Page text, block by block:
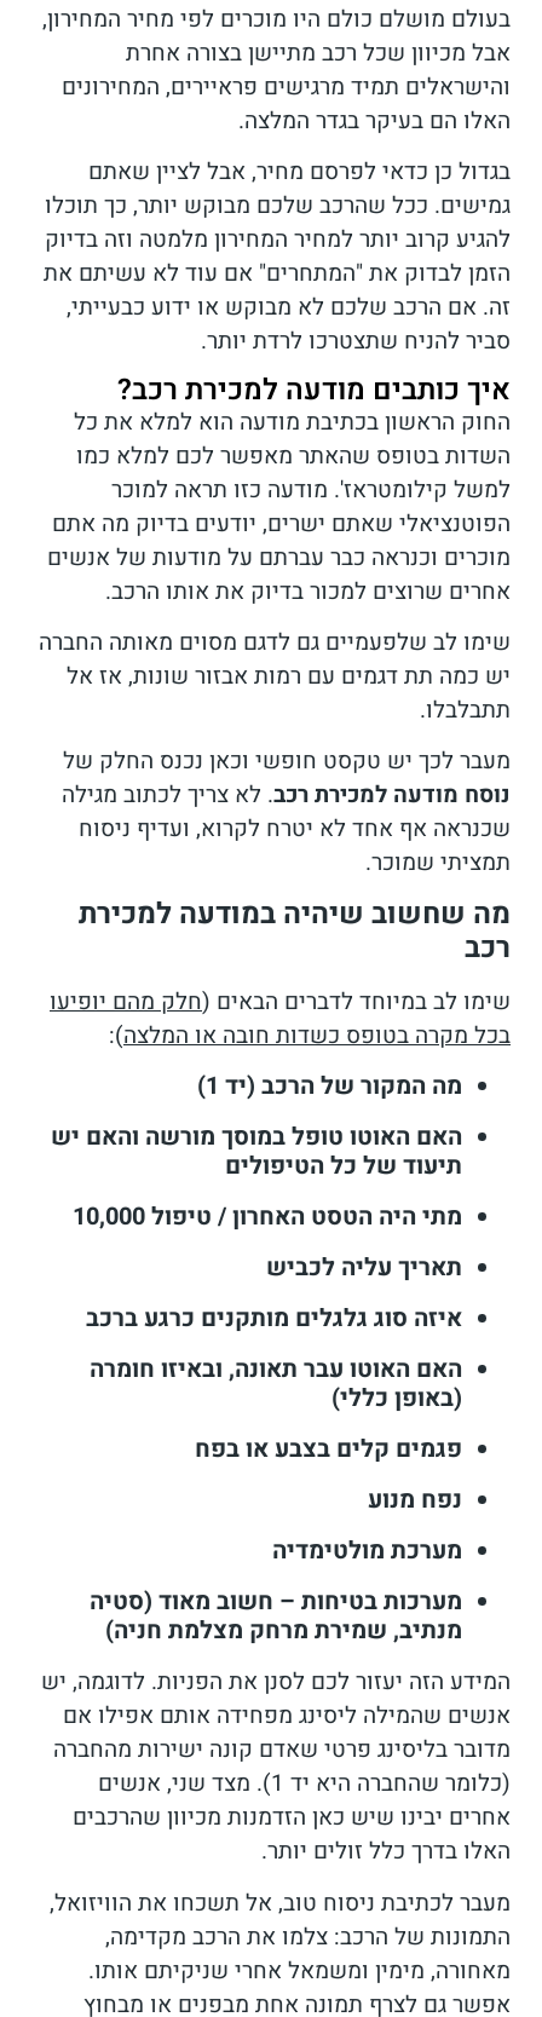
בעולם מושלם כולם היו מוכרים לפי מחיר המחירון,
אבל מכיוון שכל רכב מתיישן בצורה אחרת
והישראלים תמיד מרגישים פראיירים, המחירונים
האלו הם בעיקר בגדר המלצה.
בגדול כן כדאי לפרסם מחיר, אבל לציין שאתם
גמישים. ככל שהרכב שלכם מבוקש יותר, כך תוכלו
להגיע קרוב יותר למחיר המחירון מלמטה וזה בדיוק
הזמן לבדוק את "המתחרים" אם עוד לא עשיתם את
זה. אם הרכב שלכם לא מבוקש או ידוע כבעייתי,
סביר להניח שתצטרכו לרדת יותר.
איך כותבים מודעה למכירת רכב?
החוק הראשון בכתיבת מודעה הוא למלא את כל
השדות בטופס שהאתר מאפשר לכם למלא כמו
למשל קילומטראז'. מודעה כזו תראה למוכר
הפוטנציאלי שאתם ישרים, יודעים בדיוק מה אתם
מוכרים וכנראה כבר עברתם על מודעות של אנשים
אחרים שרוצים למכור בדיוק את אותו הרכב.
שימו לב שלפעמיים גם לדגם מסוים מאותה החברה
יש כמה תת דגמים עם רמות אבזור שונות, אז אל
תתבלבלו.
מעבר לכך יש טקסט חופשי וכאן נכנס החלק של
נוסח מודעה למכירת רכב. לא צריך לכתוב מגילה
שכנראה אף אחד לא יטרח לקרוא, ועדיף ניסוח
תמציתי שמוכר.
מה שחשוב שיהיה במודעה למכירת
רכב
שימו לב במיוחד לדברים הבאים (חלק מהם יופיעו
בכל מקרה בטופס כשדות חובה או המלצה):
מה המקור של הרכב (יד 1)
האם האוטו טופל במוסך מורשה והאם יש
תיעוד של כל הטיפולים
מתי היה הטסט האחרון / טיפול 10,000
תאריך עליה לכביש
איזה סוג גלגלים מותקנים כרגע ברכב
האם האוטו עבר תאונה, ובאיזו חומרה
(באופן כללי)
פגמים קלים בצבע או בפח
נפח מנוע
מערכת מולטימדיה
מערכות בטיחות – חשוב מאוד (סטיה
מנתיב, שמירת מרחק מצלמת חניה)
המידע הזה יעזור לכם לסנן את הפניות. לדוגמה, יש
אנשים שהמילה ליסינג מפחידה אותם אפילו אם
מדובר בליסינג פרטי שאדם קונה ישירות מהחברה
(כלומר שהחברה היא יד 1). מצד שני, אנשים
אחרים יבינו שיש כאן הזדמנות מכיוון שהרכבים
האלו בדרך כלל זולים יותר.
מעבר לכתיבת ניסוח טוב, אל תשכחו את הוויזואל,
התמונות של הרכב: צלמו את הרכב מקדימה,
מאחורה, מימין ומשמאל אחרי שניקיתם אותו.
אפשר גם לצרף תמונה אחת מבפנים או מבחוץ